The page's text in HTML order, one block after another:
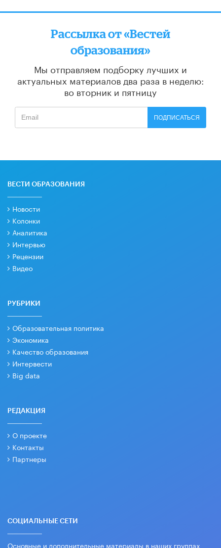
Рассылка от «Вестей
образования»
Мы отправляем подборку лучших и
актуальных материалов два раза в неделю:
во вторник и пятницу
ПОДПИСАТЬСЯ
ВЕСТИ ОБРАЗОВАНИЯ
Новости
Колонки
Аналитика
Интервью
Рецензии
Видео
РУБРИКИ
Образовательная политика
Экономика
Качество образования
Интервести
Big data
РЕДАКЦИЯ
О проекте
Контакты
Партнеры
СОЦИАЛЬНЫЕ СЕТИ
Основные и дополнительные материалы в наших группах